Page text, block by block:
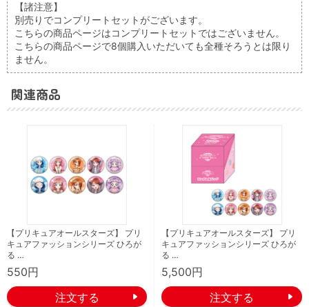
【諸注意】
別売りでコンプリートセットがございます。
こちらの商品ページはコンプリートセットではございません。
こちらの商品ページで8個購入いただいても全種そろうとは限り
ません。
関連商品
【プリキュアオールスターズ】 プリ
キュアファッションシリーズ ひろが
る …
550円
【プリキュアオールスターズ】 プリ
キュアファッションシリーズ ひろが
る …
5,500円